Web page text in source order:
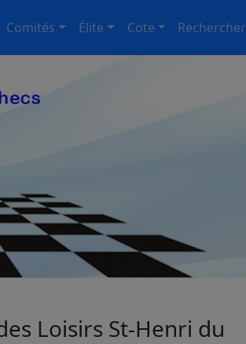
Comités Élite Cote Rechercher
Loisirs St-Henri du